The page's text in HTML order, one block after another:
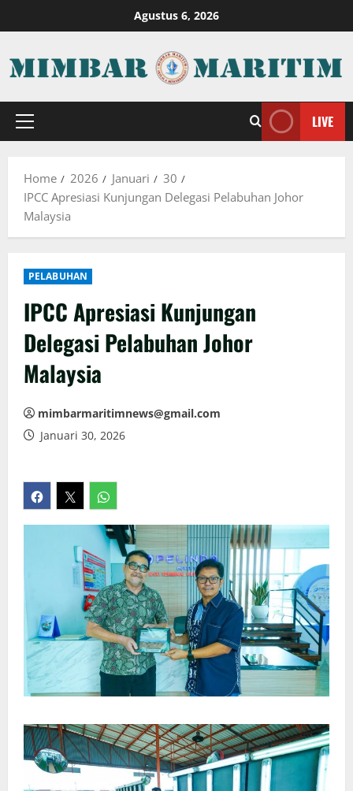
to
Agustus 6, 2026
Primary
LIVE
Home 2026 Januari
30
IPCC Apresiasi Kunjungan Delegasi Pelabuhan Johor
Malaysia
PELABUHAN
IPCC Apresiasi Kunjungan
Delegasi Pelabuhan Johor
Malaysia
mimbarmaritimnews@gmail.com
Januari 30, 2026